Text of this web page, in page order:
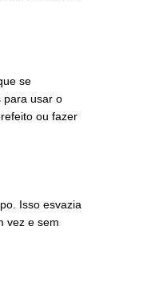
se
para usar o
ou fazer
Isso esvazia
vez e sem